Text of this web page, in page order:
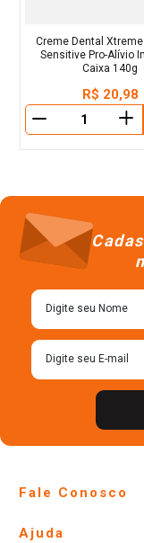
Creme Dental
Sensitive Pro-Alívio
Caixa 140g
R$ 20,98
＋
Fale Conosco
Ajuda